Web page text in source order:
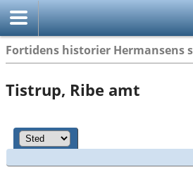
Fortidens historier Hermansens
Tistrup, Ribe amt